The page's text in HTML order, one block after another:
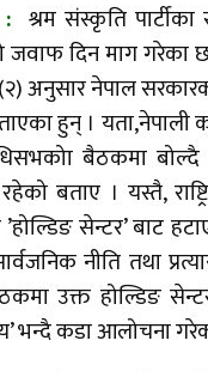
: श्रम संस्कृति
जवाफ दिन माग गरेका
अनुसार नेपाल
हुन् ।
बैठकमा
रहेको बताए । यस्तै,
सेन्टर’ बाट
नीति तथा
उक्त होल्डिङ
भन्दै कडा आलोचना